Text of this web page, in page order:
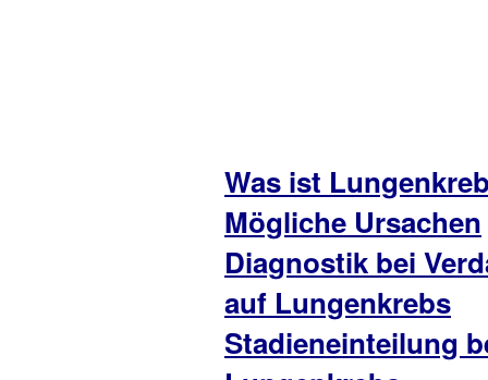
Was ist
Mögliche Ursachen
Diagnostik bei
auf Lungenkrebs
Stadieneinteilung